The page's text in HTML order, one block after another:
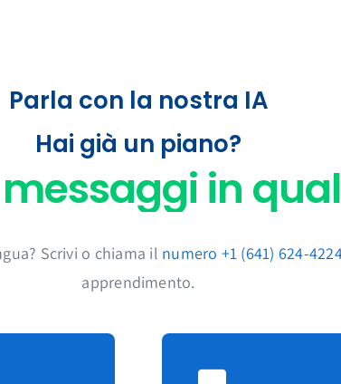
Parla con la nostra IA
Hai già un piano?
Scrivi o chiama il numero +1 (641) 624-
apprendimento.
momento!